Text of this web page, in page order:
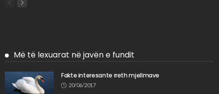
Më të lexuarat në javën e fundit
Fakte interesante rreth mjellmave
20/06/2017